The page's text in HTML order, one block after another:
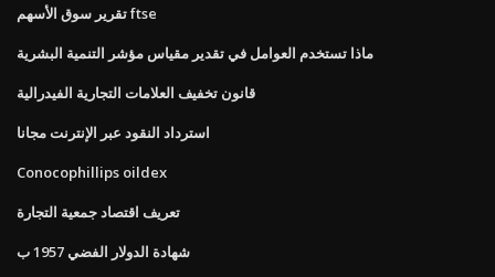
تقرير سوق الأسهم ftse
ماذا تستخدم العوامل في تقدير مقياس مؤشر التنمية البشرية
قانون تخفيف العلامات التجارية الفيدرالية
استرداد النقود عبر الإنترنت مجانا
Conocophillips oildex
تعريف اقتصاد جمعية التجارة
شهادة الدولار الفضي 1957 ب